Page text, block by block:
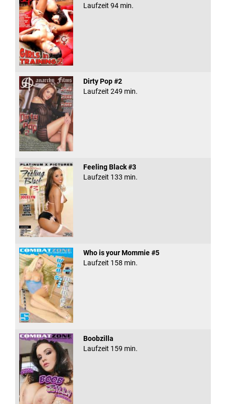
Laufzeit 94 min.
Dirty Pop #2
Laufzeit 249 min.
Feeling Black #3
Laufzeit 133 min.
Who is your Mommie #5
Laufzeit 158 min.
Boobzilla
Laufzeit 159 min.